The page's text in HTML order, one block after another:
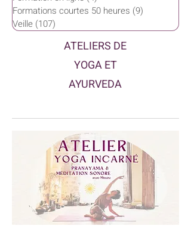
Formations courtes 50 heures (9)
Veille (107)
ATELIERS DE
YOGA ET
AYURVEDA